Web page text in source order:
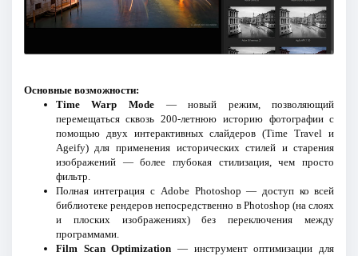
Основные возможности:
Time Warp Mode— новый режим, позволяющий
перемещаться сквозь 200-летнюю историю фотографии с
помощью двух интерактивных слайдеров (Time Travel и
Ageify) для применения исторических стилей и старения
изображений — более глубокая стилизация, чем просто
фильтр.
Полная интеграция с Adobe Photoshop — доступ ко всей
библиотеке рендеров непосредственно в Photoshop (на слоях
и плоских изображениях) без переключения между
программами.
Film Scan Optimization — инструмент оптимизации для